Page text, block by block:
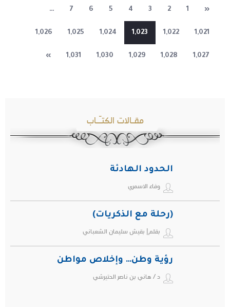
«
1
2
3
4
5
6
7
…
1,021
1,022
1,023
1,024
1,025
1,026
1,027
1,028
1,029
1,030
1,031
»
مقـالات الكتـّـاب
الحدود الهادئة
وفاء الاسمري
(رحلة مع الذكريات)
بقلم| بقيش سليمان الشعباني
رؤية وطن… وإخلاص مواطن
د / هاني بن ناصر الحتيرشي